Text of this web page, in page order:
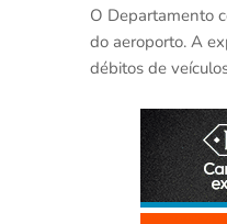
O Departamento
do aeroporto. A
débitos de